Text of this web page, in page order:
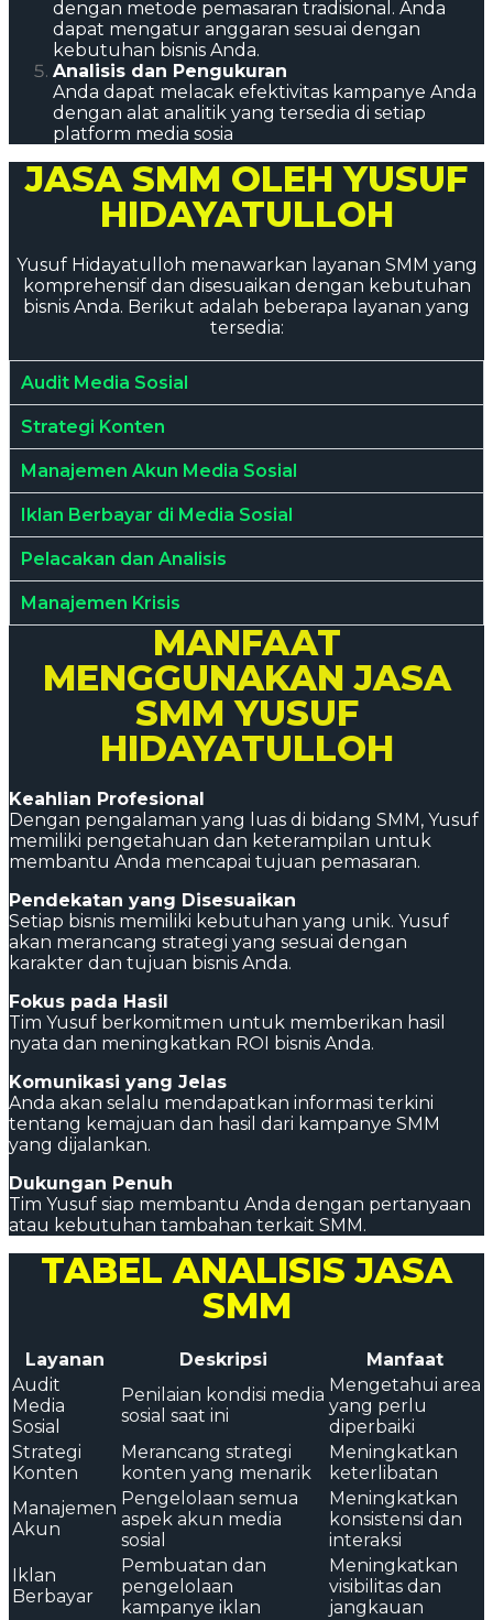
dengan metode pemasaran tradisional. Anda
dapat mengatur anggaran sesuai dengan
kebutuhan bisnis Anda.
Analisis dan Pengukuran
Anda dapat melacak efektivitas kampanye Anda
dengan alat analitik yang tersedia di setiap
platform media sosia
JASA SMM OLEH YUSUF
HIDAYATULLOH
Yusuf Hidayatulloh menawarkan layanan SMM yang
komprehensif dan disesuaikan dengan kebutuhan
bisnis Anda. Berikut adalah beberapa layanan yang
tersedia:
Audit Media Sosial
Strategi Konten
Manajemen Akun Media Sosial
Iklan Berbayar di Media Sosial
Pelacakan dan Analisis
Manajemen Krisis
MANFAAT
MENGGUNAKAN JASA
SMM YUSUF
HIDAYATULLOH
Keahlian Profesional
Dengan pengalaman yang luas di bidang SMM, Yusuf
memiliki pengetahuan dan keterampilan untuk
membantu Anda mencapai tujuan pemasaran.
Pendekatan yang Disesuaikan
Setiap bisnis memiliki kebutuhan yang unik. Yusuf
akan merancang strategi yang sesuai dengan
karakter dan tujuan bisnis Anda.
Fokus pada Hasil
Tim Yusuf berkomitmen untuk memberikan hasil
nyata dan meningkatkan ROI bisnis Anda.
Komunikasi yang Jelas
Anda akan selalu mendapatkan informasi terkini
tentang kemajuan dan hasil dari kampanye SMM
yang dijalankan.
Dukungan Penuh
Tim Yusuf siap membantu Anda dengan pertanyaan
atau kebutuhan tambahan terkait SMM.
TABEL ANALISIS JASA
SMM
Layanan Deskripsi
Manfaat
Audit
Media
Sosial
Penilaian kondisi media
sosial saat ini
Mengetahui area
yang perlu
diperbaiki
Strategi
Konten
Merancang strategi
konten yang menarik
Meningkatkan
keterlibatan
Manajemen
Akun
Pengelolaan semua
aspek akun media
sosial
Meningkatkan
konsistensi dan
interaksi
Iklan
Berbayar
Pembuatan dan
pengelolaan
kampanye iklan
Meningkatkan
visibilitas dan
jangkauan